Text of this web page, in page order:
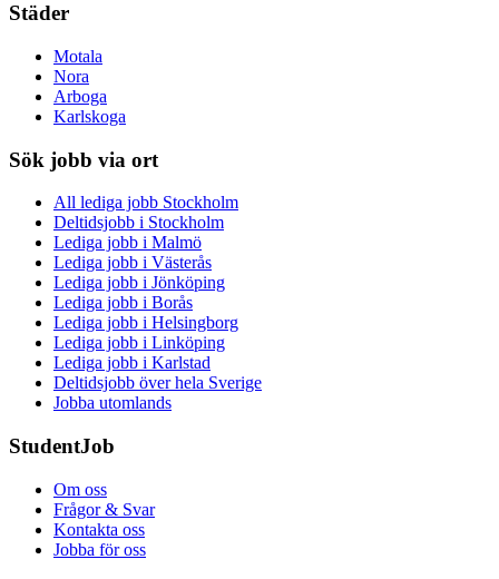
Städer
Motala
Nora
Arboga
Karlskoga
Sök jobb via ort
All lediga jobb Stockholm
Deltidsjobb i Stockholm
Lediga jobb i Malmö
Lediga jobb i Västerås
Lediga jobb i Jönköping
Lediga jobb i Borås
Lediga jobb i Helsingborg
Lediga jobb i Linköping
Lediga jobb i Karlstad
Deltidsjobb över hela Sverige
Jobba utomlands
StudentJob
Om oss
Frågor & Svar
Kontakta oss
Jobba för oss